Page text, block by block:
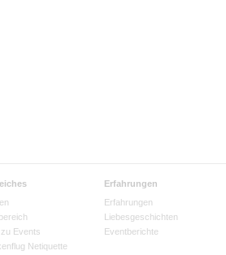
zu Events
Netiquette
Erfahrungen
Erfahrungen
Liebesgeschichten
Eventberichte